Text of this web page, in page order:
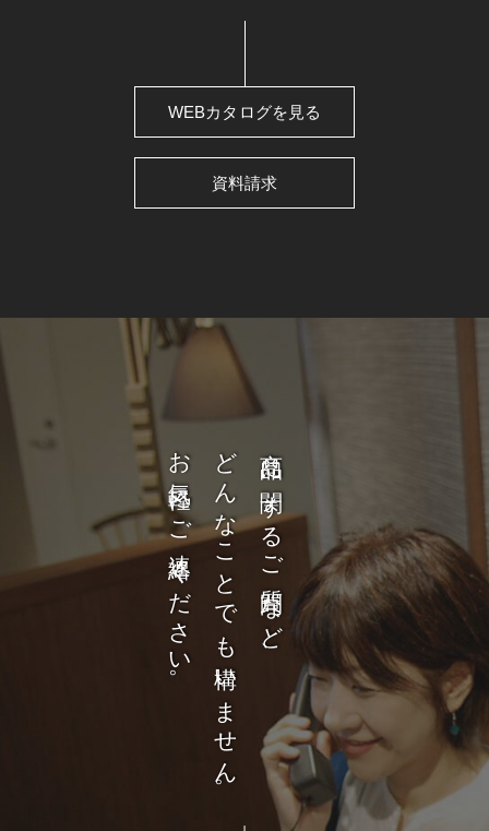
WEBカタログを見る
資料請求
商品に関するご質問など、
どんなことでも構いません。
お気軽にご連絡ください。